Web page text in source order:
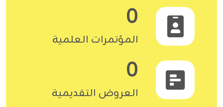
0
المؤتمرات العلمية
0
العروض التقديمية